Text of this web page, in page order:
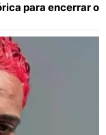
para encerrar o